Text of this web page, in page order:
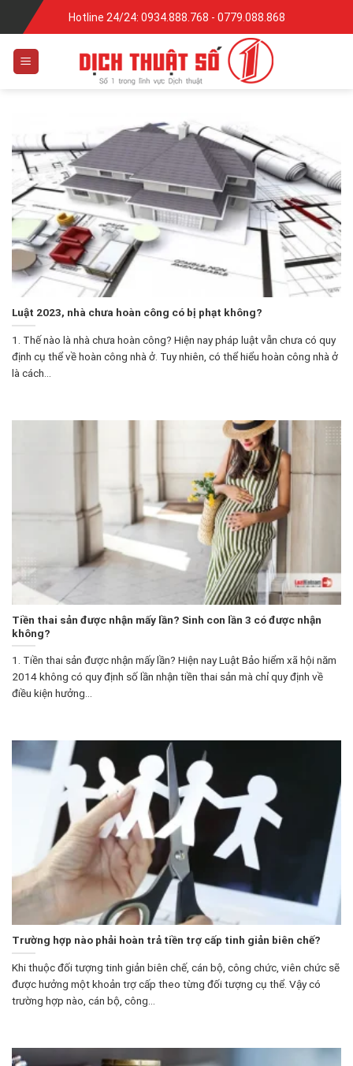
content
Hotline 24/24: 0934.888.768 - 0779.088.868
Luật 2023, nhà chưa hoàn công có bị phạt không?
1. Thế nào là nhà chưa hoàn công? Hiện nay pháp luật vẫn chưa có quy
định cụ thể về hoàn công nhà ở. Tuy nhiên, có thể hiểu hoàn công nhà ở
là cách...
Tiền thai sản được nhận mấy lần? Sinh con lần 3 có được nhận
không?
1. Tiền thai sản được nhận mấy lần? Hiện nay Luật Bảo hiểm xã hội năm
2014 không có quy định số lần nhận tiền thai sản mà chỉ quy định về
điều kiện hưởng...
Trường hợp nào phải hoàn trả tiền trợ cấp tinh giản biên chế?
Khi thuộc đối tượng tinh giản biên chế, cán bộ, công chức, viên chức sẽ
được hưởng một khoản trợ cấp theo từng đối tượng cụ thể. Vậy có
trường hợp nào, cán bộ, công...